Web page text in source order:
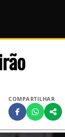
COMPARTILHAR